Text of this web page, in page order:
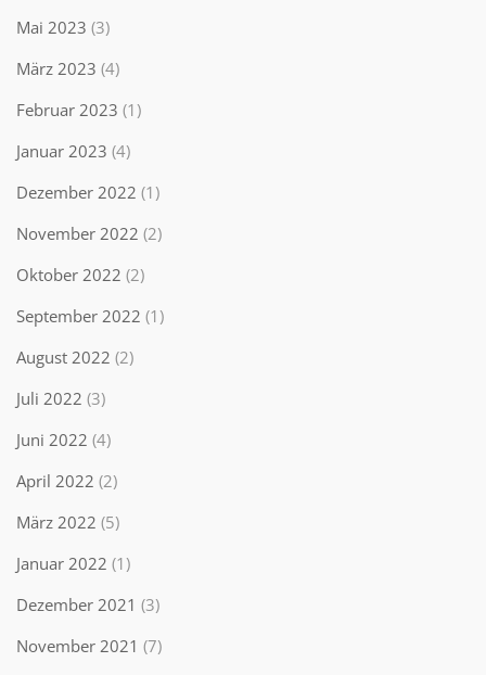
Mai 2023 (3)
März 2023 (4)
Februar 2023 (1)
Januar 2023 (4)
Dezember 2022 (1)
November 2022 (2)
Oktober 2022 (2)
September 2022 (1)
August 2022 (2)
Juli 2022 (3)
Juni 2022 (4)
April 2022 (2)
März 2022 (5)
Januar 2022 (1)
Dezember 2021 (3)
November 2021 (7)